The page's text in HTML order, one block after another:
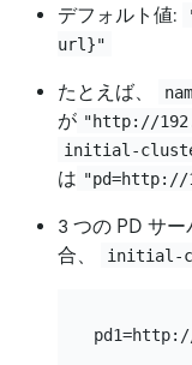
デフォルト値:
url}"
たとえば、
が "http://
initial-
は "pd=http://
3 つの PD サ
合、
initial-